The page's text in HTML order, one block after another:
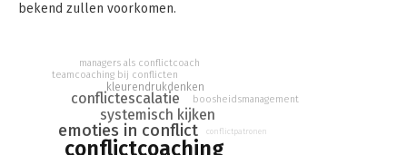
bekend zullen voorkomen.
handreiking aan managers om hun visie op conflicten om te
zetten in actie. Dit doen zij door de drie competenties op het
gebied van omgaan met conflicten te verdiepen. Het boek
bestaat uit drie delen: Deel 1 De competentie
conflictvaardigheid: Ik en het conflict -zelfreflectie, Deel 2 de
competentie conflictmanagement: De organisatie en het
conflictcoaching
emoties in conflict
systemisch kijken
conflictescalatie
kleurendrukdenken
teamcoaching bij conflicten
managers als conflictcoach
boosheidsmanagement
conflictpatronen